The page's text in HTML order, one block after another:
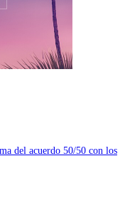
del acuerdo 50/50 con los